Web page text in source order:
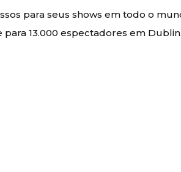
para seus shows em todo o
para 13.000 espectadores em Dublin.